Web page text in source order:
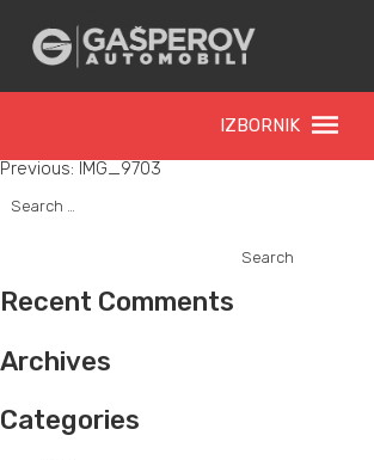
IZBORNIK
IMG_9703
Post
navigation
Previous: IMG_9703
for:
Recent Comments
Archives
Categories